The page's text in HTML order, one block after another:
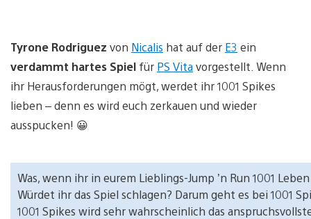
Tyrone Rodriguez von Nicalis hat auf der E3 ein
verdammt hartes Spiel für PS Vitavorgestellt. Wenn
ihr Herausforderungen mögt, werdet ihr 1001 Spikes
lieben – denn es wird euch zerkauen und wieder
ausspucken! 😀
Was, wenn ihr in eurem Lieblings-Jump ’n Run 1001
Würdet ihr das Spiel schlagen? Darum geht es bei 1001
1001 Spikes wird sehr wahrscheinlich das